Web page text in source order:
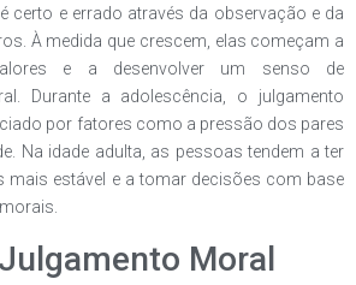
certo e errado através da observação e da
À medida que crescem, elas começam a
e a desenvolver um senso de
Durante a adolescência, o julgamento
por fatores como a pressão dos pares
Na idade adulta, as pessoas tendem a ter
mais estável e a tomar decisões com base
Moral